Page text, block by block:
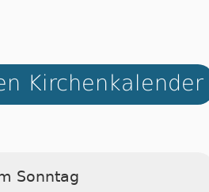
Kirchenkalender
Sonntag